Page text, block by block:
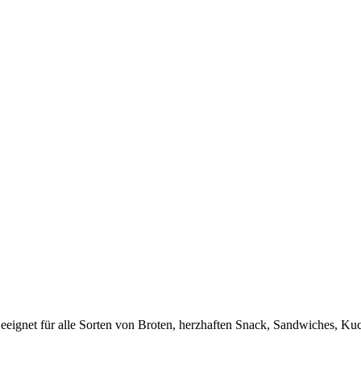
für alle Sorten von Broten, herzhaften Snack, Sandwiches,